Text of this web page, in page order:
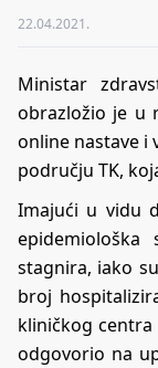
22.04.2021.
Ministar
obrazložio je u
online nastave i
području TK,
Imajući u vidu
stagnira, iako
broj
kliničkog centra
odgovorio na